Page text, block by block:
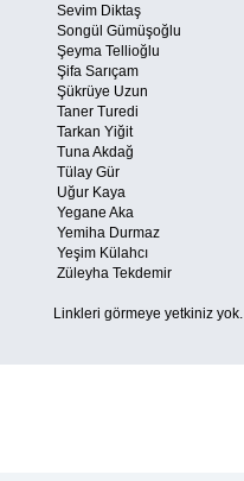
Sevim Diktaş
Songül Gümüşoğlu
Şeyma Tellioğlu
Şifa Sarıçam
Şükrüye Uzun
Taner Turedi
Tarkan Yiğit
Tuna Akdağ
Tülay Gür
Uğur Kaya
Yegane Aka
Yemiha Durmaz
Yeşim Külahcı
Züleyha Tekdemir
Linkleri görmeye yetkiniz yok.